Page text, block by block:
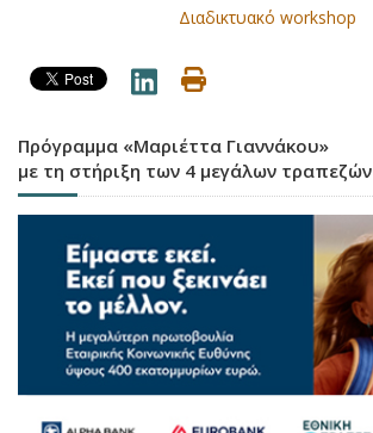
Διαδικτυακό workshop
Πρόγραμμα «Μαριέττα Γιαννάκου»
με τη στήριξη των 4 μεγάλων τραπεζών